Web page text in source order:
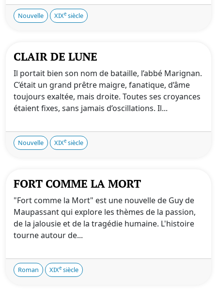
Nouvelle XIXe siècle
CLAIR DE LUNE
Il portait bien son nom de bataille, l’abbé Marignan.
C’était un grand prêtre maigre, fanatique, d’âme
toujours exaltée, mais droite. Toutes ses croyances
étaient fixes, sans jamais d’oscillations. Il...
Nouvelle XIXe siècle
FORT COMME LA MORT
"Fort comme la Mort" est une nouvelle de Guy de
Maupassant qui explore les thèmes de la passion,
de la jalousie et de la tragédie humaine. L'histoire
tourne autour de...
Roman XIXe siècle